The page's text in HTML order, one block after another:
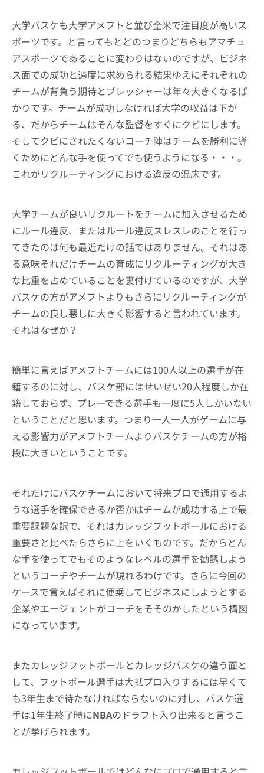
大学バスケも大学アメフトと並び全米で注目度が高いス
ポーツです。と言ってもとどのつまりどちらもアマチュ
アスポーツであることに変わりはないのですが、ビジネ
ス面での成功と過度に求められる結果ゆえにそれぞれの
チームが背負う期待とプレッシャーは年々大きくなるば
かりです。チームが成功しなければ大学の収益は下が
る、だからチームはそんな監督をすぐにクビにします。
そしてクビにされたくないコーチ陣はチームを勝利に導
くためにどんな手を使ってでも使うようになる・・・。
これがリクルーティングにおける違反の温床です。
大学チームが良いリクルートをチームに加入させるため
にルール違反、またはルール違反スレスレのことを行っ
てきたのは何も最近だけの話ではありません。それはあ
る意味それだけチームの育成にリクルーティングが大き
な比重を占めていることを裏付けているのですが、大学
バスケの方がアメフトよりもさらにリクルーティングが
チームの良し悪しに大きく影響すると言われています。
それはなぜか？
簡単に言えばアメフトチームには100人以上の選手が在
籍するのに対し、バスケ部にはせいぜい20人程度しか在
籍しておらず、プレーできる選手も一度に5人しかいない
ということだと思います。つまり一人一人がゲームに与
える影響力がアメフトチームよりバスケチームの方が格
段に大きいということです。
それだけにバスケチームにおいて将来プロで通用するよ
うな選手を確保できるか否かはチームが成功する上で最
重要課題な訳で、それはカレッジフットボールにおける
重要さと比べたらさらに上をいくものです。だからどん
な手を使ってでもそのようなレベルの選手を勧誘しよう
というコーチやチームが現れるわけです。さらに今回の
ケースで言えばそれに便乗してビジネスにしようとする
企業やエージェントがコーチをそそのかしたという構図
になっています。
またカレッジフットボールとカレッジバスケの違う面と
して、フットボール選手は大抵プロ入りするには早くて
も3年生まで待たなければならないのに対し、バスケ選
手は1年生終了時にNBAのドラフト入り出来ると言うこ
とが挙げられます。